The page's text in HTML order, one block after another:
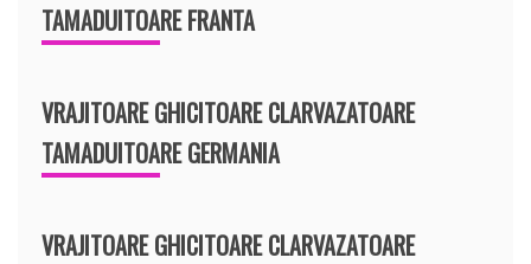
TAMADUITOARE FRANTA
VRAJITOARE GHICITOARE CLARVAZATOARE
TAMADUITOARE GERMANIA
VRAJITOARE GHICITOARE CLARVAZATOARE